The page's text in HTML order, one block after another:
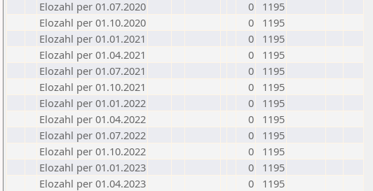
Elozahl per 01.07.2020
0
1195
Elozahl per 01.10.2020
0
1195
Elozahl per 01.01.2021
0
1195
Elozahl per 01.04.2021
0
1195
Elozahl per 01.07.2021
0
1195
Elozahl per 01.10.2021
0
1195
Elozahl per 01.01.2022
0
1195
Elozahl per 01.04.2022
0
1195
Elozahl per 01.07.2022
0
1195
Elozahl per 01.10.2022
0
1195
Elozahl per 01.01.2023
0
1195
Elozahl per 01.04.2023
0
1195